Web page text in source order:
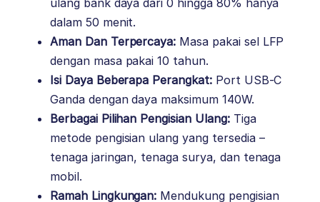
dalam 50 menit.
Aman Dan Terpercaya: Masa pakai sel LFP
dengan masa pakai 10 tahun.
Isi Daya Beberapa Perangkat:Port USB-C
Ganda dengan daya maksimum 140W.
Berbagai Pilihan Pengisian Ulang:Tiga
metode pengisian ulang yang tersedia –
tenaga jaringan, tenaga surya, dan tenaga
mobil.
Ramah Lingkungan: Mendukung pengisian